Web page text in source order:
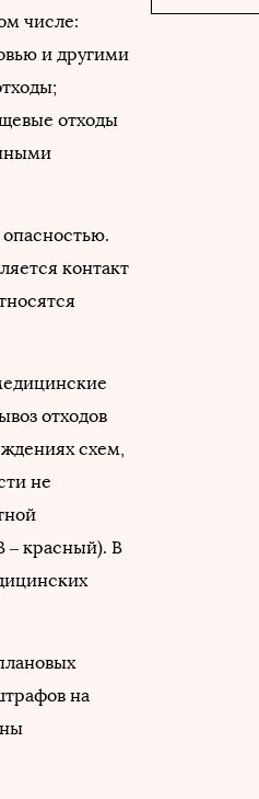
числе:
и другими
отходы
контакт
отходов
схем,
не
– красный). В
на